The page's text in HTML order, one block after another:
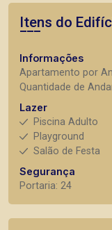
Itens do
Informações
Apartamento por
Quantidade de
Lazer
Piscina Adulto
Playground
Salão de Festa
Segurança
Portaria: 24